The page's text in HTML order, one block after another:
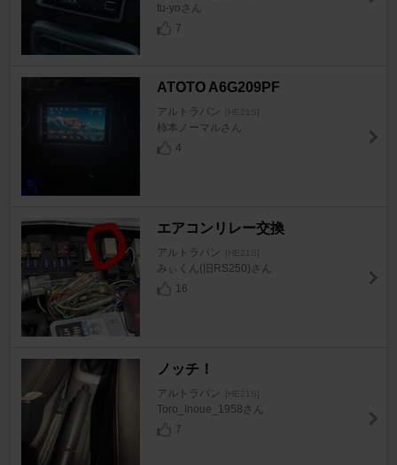
tu-yoさん
7
ATOTO A6G209PF
アルトラパン [HE21S]
柿本ノーマルさん
4
エアコンリレー交換
アルトラパン [HE21S]
みぃくん(旧RS250)さん
16
ノッチ！
アルトラパン [HE21S]
Toro_Inoue_1958さん
7